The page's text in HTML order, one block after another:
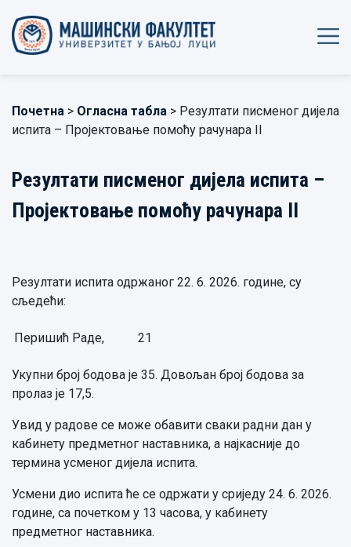
Почетна > Огласна табла > Резултати писменог дијела
испита – Пројектовање помоћу рачунара II
Резултати писменог дијела испита –
Пројектовање помоћу рачунара II
Резултати испита одржаног 22. 6. 2026. године, су
сљедећи:
Перишић Раде, 21
Укупни број бодова је 35. Довољан број бодова за
пролаз је 17,5.
Увид у радове се може обавити сваки радни дан у
кабинету предметног наставника, а најкасније до
термина усменог дијела испита.
Усмени дио испита ће се одржати у сриједу 24. 6. 2026.
године, са почетком у 13 часова, у кабинету
предметног наставника.